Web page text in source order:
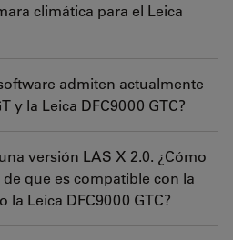
climática para el Leica
admiten actualmente
y la Leica DFC9000 GTC?
versión LAS X 2.0. ¿Cómo
que es compatible con la
la Leica DFC9000 GTC?